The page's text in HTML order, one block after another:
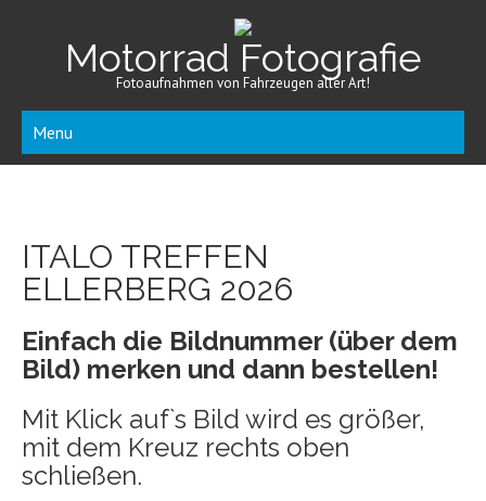
Motorrad Fotografie
Fotoaufnahmen von Fahrzeugen aller Art!
Menu
ITALO TREFFEN
ELLERBERG 2026
Einfach die Bildnummer (über dem
Bild) merken und dann bestellen!
Mit Klick auf`s Bild wird es größer,
mit dem Kreuz rechts oben
schließen.